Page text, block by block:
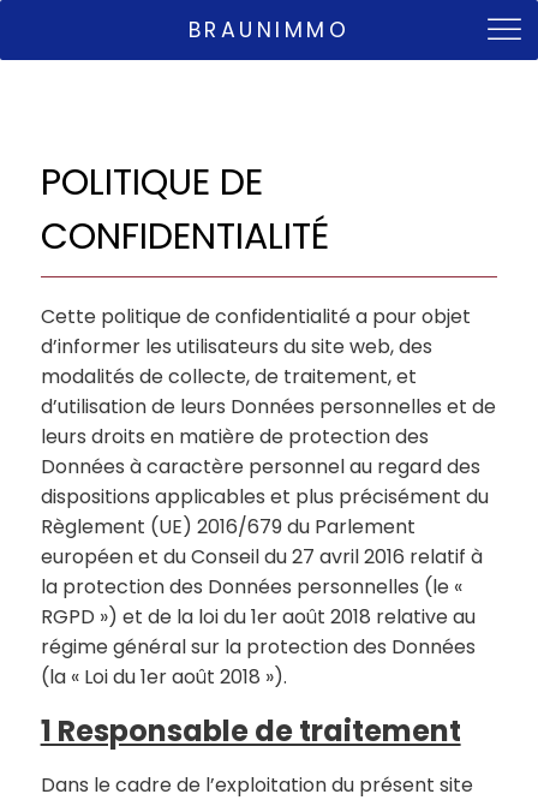
BRAUNIMMO
POLITIQUE DE
CONFIDENTIALITÉ
Cette politique de confidentialité a pour objet
d’informer les utilisateurs du site web, des
modalités de collecte, de traitement, et
d’utilisation de leurs Données personnelles et de
leurs droits en matière de protection des
Données à caractère personnel au regard des
dispositions applicables et plus précisément du
Règlement (UE) 2016/679 du Parlement
européen et du Conseil du 27 avril 2016 relatif à
la protection des Données personnelles (le «
RGPD ») et de la loi du 1er août 2018 relative au
régime général sur la protection des Données
(la « Loi du 1er août 2018 »).
1 Responsable de traitement
Dans le cadre de l’exploitation du présent site